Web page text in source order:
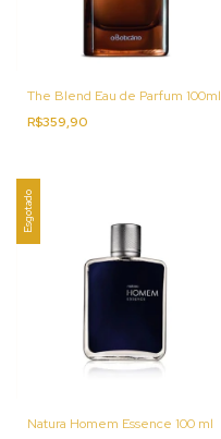
The Blend Eau de Parfum 100ml
R$359,90
Esgotado
Natura Homem Essence 100 ml